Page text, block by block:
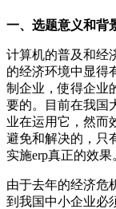
一、选题意义和背
计算机的普及和经
的经济环境中显得
制企业，使得企业
要的。目前在我国
业在运用它，然而
避免和解决的，只
实施erp真正的效果
由于去年的经济危
到我国中小企业必